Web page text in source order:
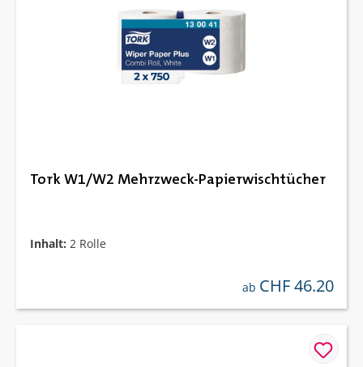
Tork W1/W2 Mehrzweck-Papierwischtücher
Inhalt: 2 Rolle
regulärer preis:
ab CHF 46.20